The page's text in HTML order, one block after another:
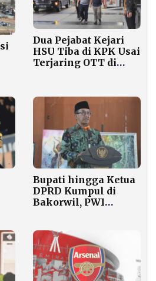
Dua Pejabat Kejari
HSU Tiba di KPK Usai
Terjaring OTT di
Bupati hingga Ketua
DPRD Kumpul di
Bakorwil, PWI